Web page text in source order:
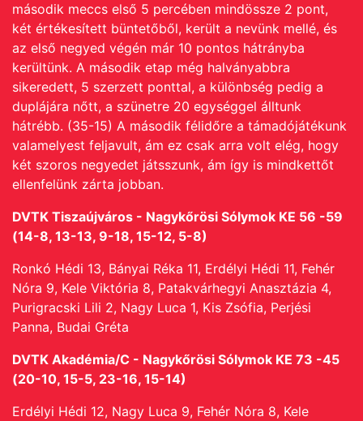
második meccs első 5 percében mindössze 2 pont,
két értékesített büntetőből, került a nevünk mellé, és
az első negyed végén már 10 pontos hátrányba
kerültünk. A második etap még halványabbra
sikeredett, 5 szerzett ponttal, a különbség pedig a
duplájára nőtt, a szünetre 20 egységgel álltunk
hátrébb. (35-15) A második félidőre a támadójátékunk
valamelyest feljavult, ám ez csak arra volt elég, hogy
két szoros negyedet játsszunk, ám így is mindkettőt
ellenfelünk zárta jobban.
DVTK Tiszaújváros - Nagykőrösi Sólymok KE 56 -59
(14-8, 13-13, 9-18, 15-12, 5-8)
Ronkó Hédi 13, Bányai Réka 11, Erdélyi Hédi 11, Fehér
Nóra 9, Kele Viktória 8, Patakvárhegyi Anasztázia 4,
Purigracski Lili 2, Nagy Luca 1, Kis Zsófia, Perjési
Panna, Budai Gréta
DVTK Akadémia/C - Nagykőrösi Sólymok KE 73 -45
(20-10, 15-5, 23-16, 15-14)
Erdélyi Hédi 12, Nagy Luca 9, Fehér Nóra 8, Kele